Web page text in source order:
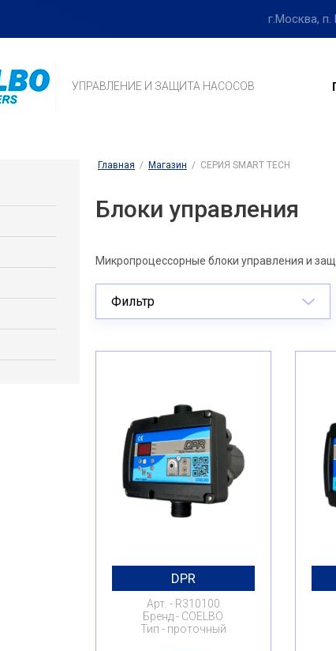
г.Москва, п.
УПРАВЛЕНИЕ И ЗАЩИТА НАСОСОВ
Главная / Магазин / СЕРИЯ SMART TECH
Блоки управления
Микропроцессорные блоки управления и
Фильтр
DPR
Арт.
R310100
Бренд
COELBO
Тип
проточный